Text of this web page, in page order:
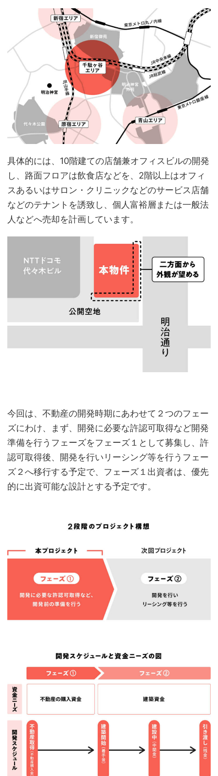
具体的には、10階建ての店舗兼オフィスビルの開発
し、路面フロアは飲食店などを、2階以上はオフィ
スあるいはサロン・クリニックなどのサービス店舗
などのテナントを誘致し、個人富裕層または一般法
人などへ売却を計画しています。
今回は、不動産の開発時期にあわせて２つのフェー
ズにわけ、まず、開発に必要な許認可取得など開発
準備を行うフェーズをフェーズ１として募集し、許
認可取得後、開発を行いリーシング等を行うフェー
ズ２へ移行する予定で、フェーズ１出資者は、優先
的に出資可能な設計とする予定です。